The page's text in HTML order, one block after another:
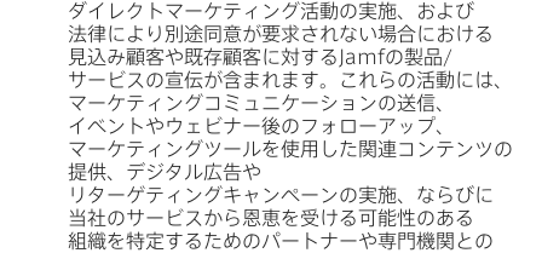
ダイレクトマーケティング活動の​実施、​および​
法律に​より​別途同意が​要求されない​場合に​おける​
見込み顧客や​既存顧客に​対する Jamfの​製品/
サービスの​宣伝が​含まれます。​これらの​活動には、​
マーケティングコミュニケーションの​送信、​
イベントや​ウェビナー後の​フォローアップ、​
マーケティングツールを​使用した​関連コンテンツの​
提供、​デジタル​広告や​
リターゲティングキャンペーンの​実施、​ならびに​
当社の​サービスから​恩恵を​受ける​可能性の​ある​
組織を​特定する​ための​パートナーや​専門機関との​